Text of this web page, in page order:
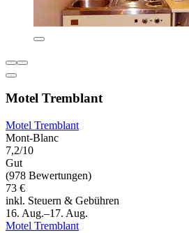
Motel Tremblant
Motel Tremblant
Mont-Blanc
7,2/10
Gut
(978 Bewertungen)
73 €
inkl. Steuern & Gebühren
16. Aug.–17. Aug.
Motel Tremblant